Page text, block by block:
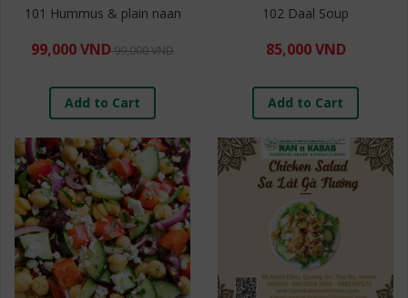
101 Hummus & plain naan
99,000 VND99,000 VND
Add to Cart
102 Daal Soup
85,000 VND
Add to Cart